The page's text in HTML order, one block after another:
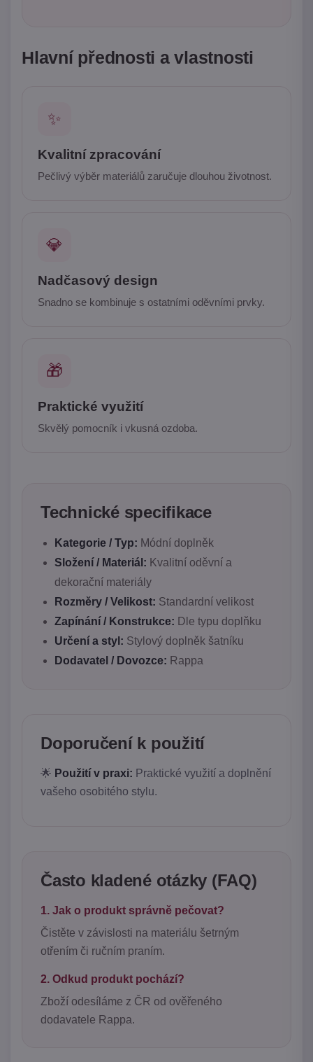
Hlavní přednosti a vlastnosti
✨
Kvalitní zpracování
Pečlivý výběr materiálů zaručuje dlouhou životnost.
💎
Nadčasový design
Snadno se kombinuje s ostatními oděvními prvky.
🎁
Praktické využití
Skvělý pomocník i vkusná ozdoba.
Technické specifikace
Kategorie / Typ: Módní doplněk
Složení / Materiál: Kvalitní oděvní a
dekorační materiály
Rozměry / Velikost: Standardní velikost
Zapínání / Konstrukce: Dle typu doplňku
Určení a styl: Stylový doplněk šatníku
Dodavatel / Dovozce: Rappa
Doporučení k použití
🌟 Použití v praxi: Praktické využití a doplnění
vašeho osobitého stylu.
Často kladené otázky (FAQ)
1. Jak o produkt správně pečovat?
Čistěte v závislosti na materiálu šetrným
otřením či ručním praním.
2. Odkud produkt pochází?
Zboží odesíláme z ČR od ověřeného
dodavatele Rappa.